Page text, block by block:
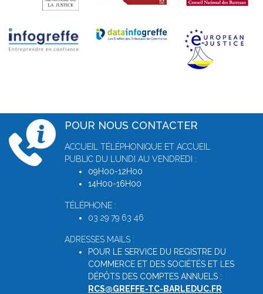
POUR NOUS CONTACTER
ACCUEIL TÉLÉPHONIQUE ET ACCUEIL
PUBLIC DU LUNDI AU VENDREDI :
09H00-12H00
14H00-16H00
TÉLÉPHONE :
03 29 79 63 46
ADRESSES MAILS :
POUR LE SERVICE DU REGISTRE DU
COMMERCE ET DES SOCIÉTÉS ET LES
DÉPÔTS DES COMPTES ANNUELS :
RCS@GREFFE-TC-BARLEDUC.FR